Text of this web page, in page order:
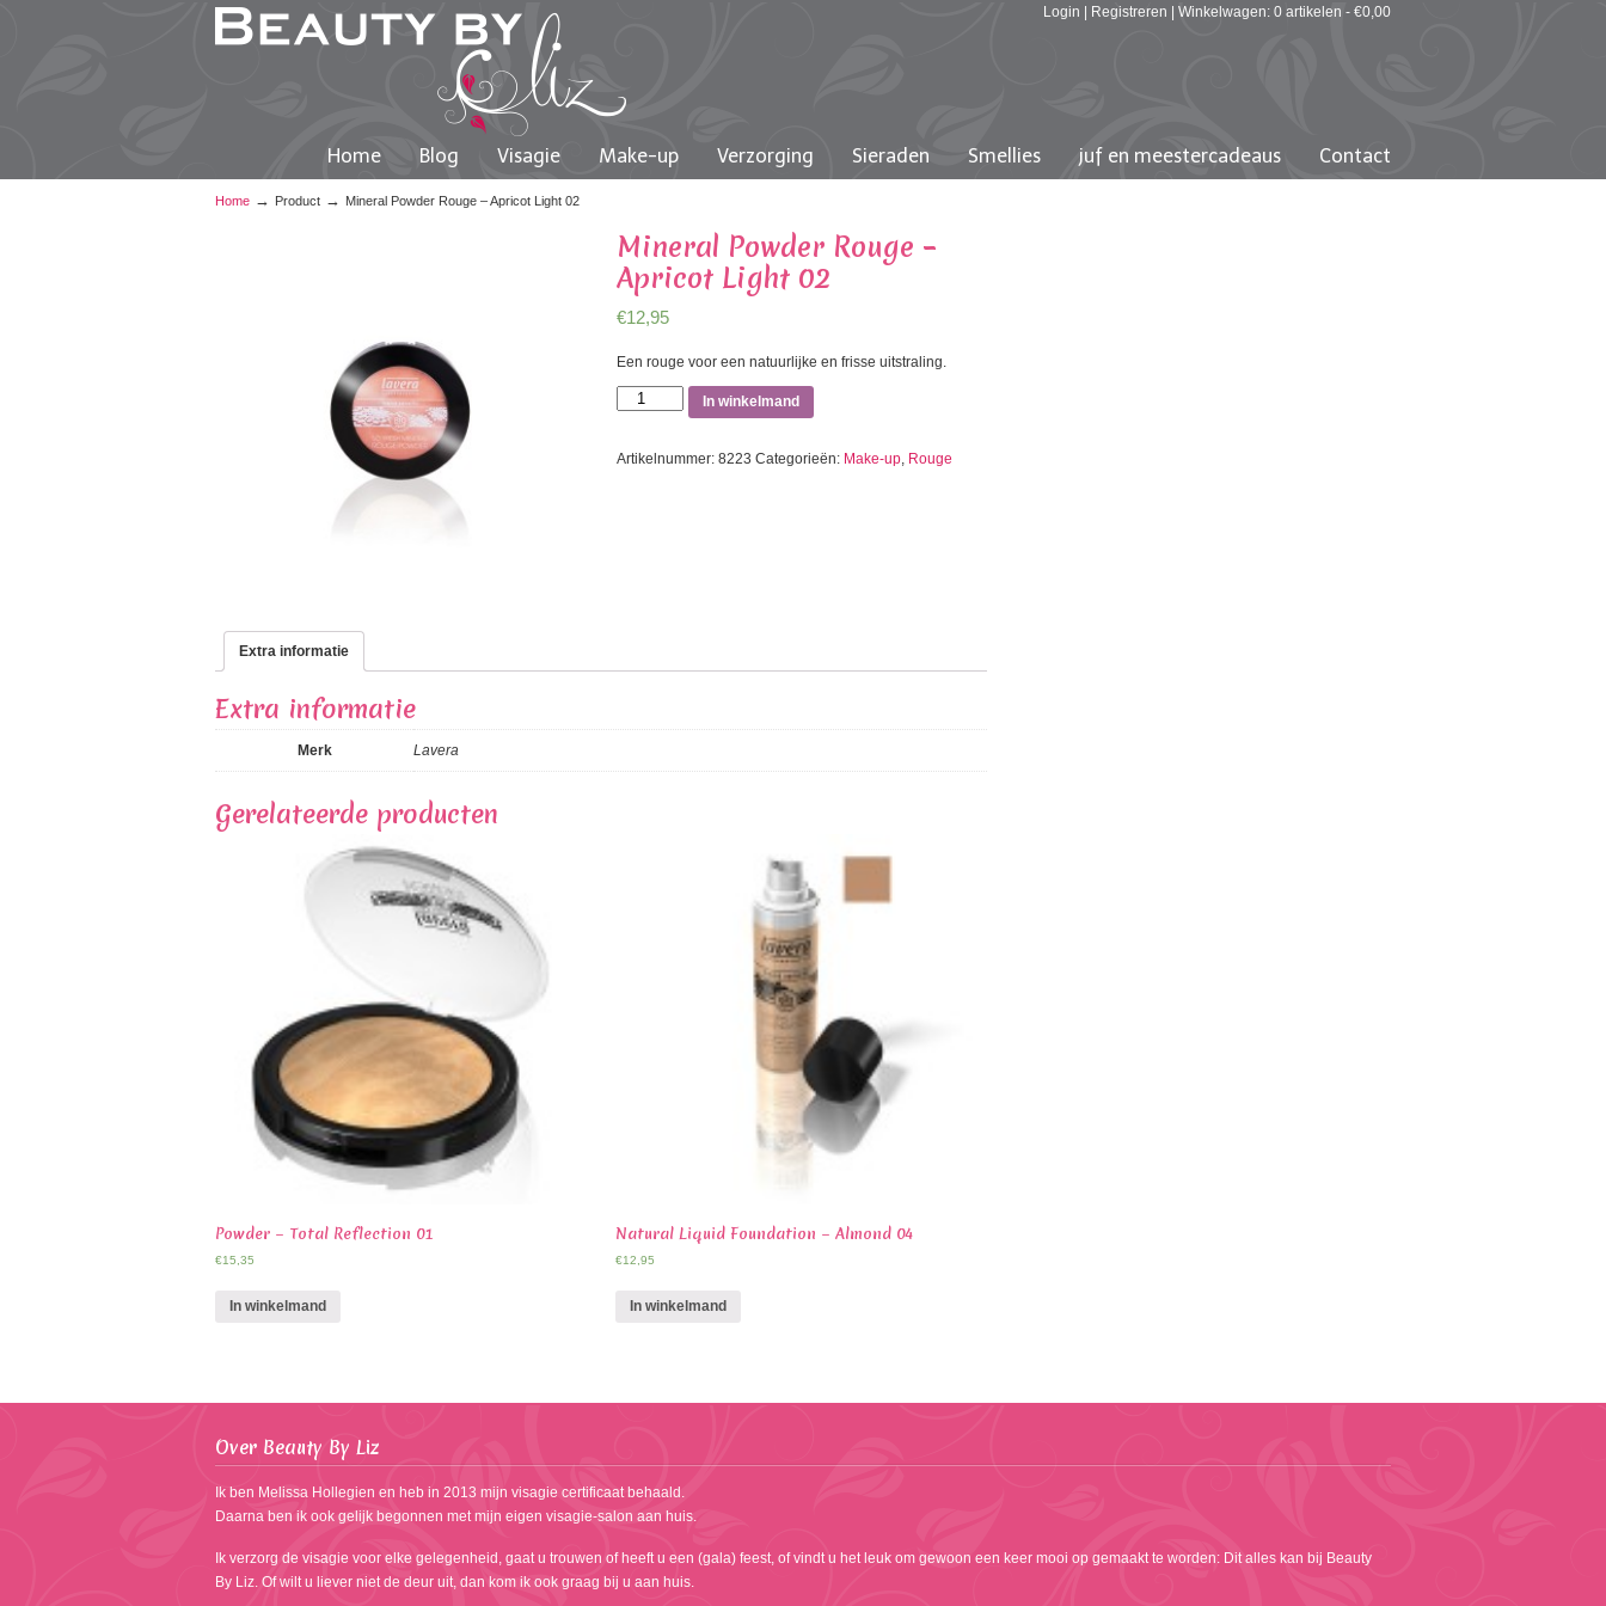
Login Registreren Winkelwagen: 0 artikelen - €0,00
Home Blog Visagie Make-up Verzorging Sieraden Smellies juf en meestercadeaus Contact
Home → Product → Mineral Powder Rouge – Apricot Light 02
Mineral Powder Rouge –
Apricot Light 02
€12,95
Een rouge voor een natuurlijke en frisse uitstraling.
Mineral
In winkelmand
Artikelnummer: 8223 Categorieën: Make-up, Rouge
Extra informatie
Extra informatie
Merk Lavera
Gerelateerde producten
Powder – Total Reflection 01
€15,35
In winkelmand
Natural Liquid Foundation – Almond 04
€12,95
In winkelmand
Over Beauty By Liz
Ik ben Melissa Hollegien en heb in 2013 mijn visagie certificaat behaald.
Daarna ben ik ook gelijk begonnen met mijn eigen visagie-salon aan huis.
Ik verzorg de visagie voor elke gelegenheid, gaat u trouwen of heeft u een (gala) feest, of vindt u het leuk om gewoon een keer mooi op gemaakt te worden: Dit alles kan bij Beauty
By Liz. Of wilt u liever niet de deur uit, dan kom ik ook graag bij u aan huis.